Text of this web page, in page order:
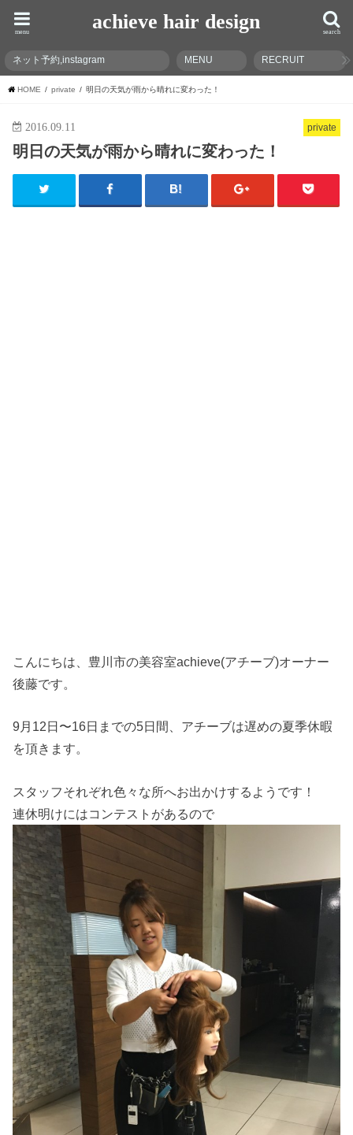
achieve hair design search
menu
ネット予約,instagram MENU RECRUIT
HOME private 明日の天気が雨から晴れに変わった！
private
2016.09.11
明日の天気が雨から晴れに変わった！
こんにちは、豊川市の美容室achieve(アチーブ)オーナー
後藤です。
9月12日〜16日までの5日間、アチーブは遅めの夏季休暇
を頂きます。
スタッフそれぞれ色々な所へお出かけするようです！
連休明けにはコンテストがあるので